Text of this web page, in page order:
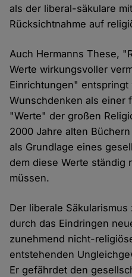
als der liberal-säkulare
Rücksichtnahme auf
Auch Hermanns These,
Werte wirkungsvoller
Einrichtungen"
Wunschdenken als einer
"Werte" der großen
2000 Jahre alten
als Grundlage eines
dem diese Werte ständig
müssen.
Der liberale
durch das Eindringen
zunehmend nicht-
entstehenden
Er gefährdet den